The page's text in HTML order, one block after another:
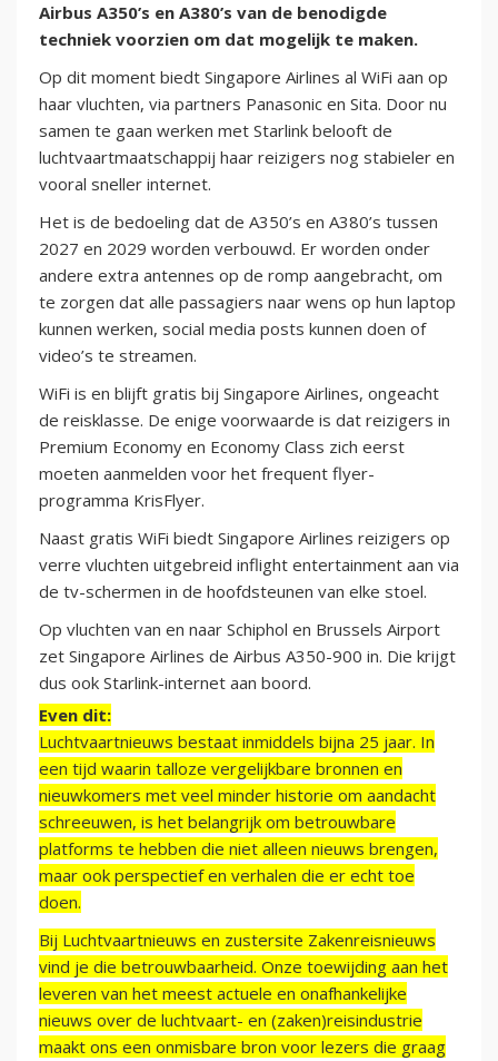
Airbus A350’s en A380’s van de benodigde
techniek voorzien om dat mogelijk te maken.
Op dit moment biedt Singapore Airlines al WiFi aan op
haar vluchten, via partners Panasonic en Sita. Door nu
samen te gaan werken met Starlink belooft de
luchtvaartmaatschappij haar reizigers nog stabieler en
vooral sneller internet.
Het is de bedoeling dat de A350’s en A380’s tussen
2027 en 2029 worden verbouwd. Er worden onder
andere extra antennes op de romp aangebracht, om
te zorgen dat alle passagiers naar wens op hun laptop
kunnen werken, social media posts kunnen doen of
video’s te streamen.
WiFi is en blijft gratis bij Singapore Airlines, ongeacht
de reisklasse. De enige voorwaarde is dat reizigers in
Premium Economy en Economy Class zich eerst
moeten aanmelden voor het frequent flyer-
programma KrisFlyer.
Naast gratis WiFi biedt Singapore Airlines reizigers op
verre vluchten uitgebreid inflight entertainment aan via
de tv-schermen in de hoofdsteunen van elke stoel.
Op vluchten van en naar Schiphol en Brussels Airport
zet Singapore Airlines de Airbus A350-900 in. Die krijgt
dus ook Starlink-internet aan boord.
Even dit:
Luchtvaartnieuws bestaat inmiddels bijna 25 jaar. In
een tijd waarin talloze vergelijkbare bronnen en
nieuwkomers met veel minder historie om aandacht
schreeuwen, is het belangrijk om betrouwbare
platforms te hebben die niet alleen nieuws brengen,
maar ook perspectief en verhalen die er echt toe
doen.
Bij Luchtvaartnieuws en zustersite Zakenreisnieuws
vind je die betrouwbaarheid. Onze toewijding aan het
leveren van het meest actuele en onafhankelijke
nieuws over de luchtvaart- en (zaken)reisindustrie
maakt ons een onmisbare bron voor lezers die graag